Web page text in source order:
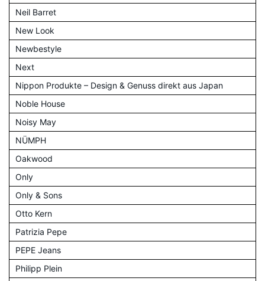
Neil Barret
New Look
Newbestyle
Next
Nippon Produkte – Design & Genuss direkt aus Japan
Noble House
Noisy May
NÜMPH
Oakwood
Only
Only & Sons
Otto Kern
Patrizia Pepe
PEPE Jeans
Philipp Plein